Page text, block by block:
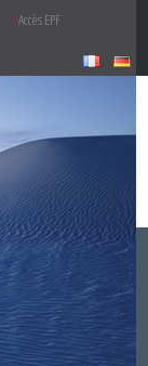
Accès EPF